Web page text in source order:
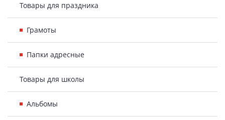
Товары для праздника
Грамоты
Папки адресные
Товары для школы
Альбомы